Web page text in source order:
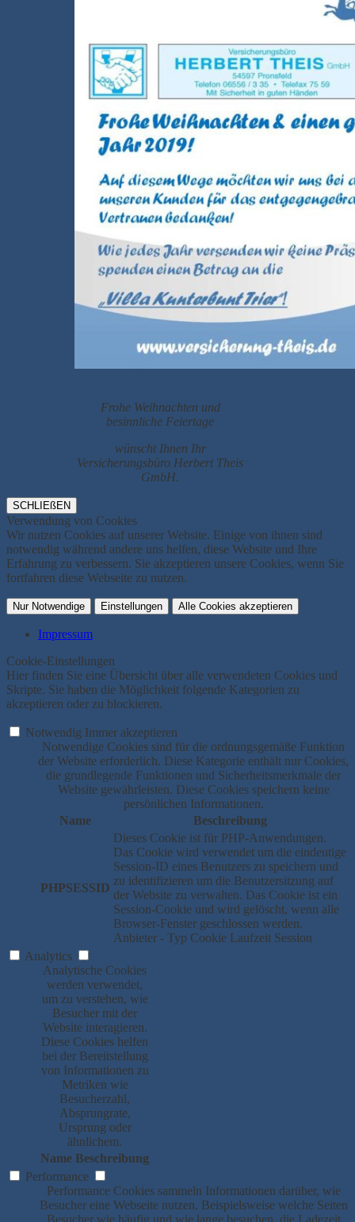
Frohe Weihnachten und
besinnliche Feiertage
wünscht Ihnen Ihr
Versicherungsbüro Herbert Theis
GmbH.
SCHLIEßEN
Verwendung von Cookies
Wir nutzen Cookies auf unserer Website. Einige von ihnen sind
notwendig während andere uns helfen, diese Website und Ihre
Erfahrung zu verbessern. Sie akzeptieren unsere Cookies, wenn Sie
fortfahren diese Webseite zu nutzen.
Nur Notwendige Einstellungen Alle Cookies akzeptieren
Impressum
Cookie-Einstellungen
Hier finden Sie eine Übersicht über alle verwendeten Cookies und
Skripte. Sie haben die Möglichkeit folgende Kategorien zu
akzeptieren oder zu blockieren.
Notwendig Immer akzeptieren
Notwendige Cookies sind für die ordnungsgemäße Funktion
der Website erforderlich. Diese Kategorie enthält nur Cookies,
die grundlegende Funktionen und Sicherheitsmerkmale der
Website gewährleisten. Diese Cookies speichern keine
persönlichen Informationen.
Name
Beschreibung
PHPSESSID
Dieses Cookie ist für PHP-Anwendungen.
Das Cookie wird verwendet um die eindeutige
Session-ID eines Benutzers zu speichern und
zu identifizieren um die Benutzersitzung auf
der Website zu verwalten. Das Cookie ist ein
Session-Cookie und wird gelöscht, wenn alle
Browser-Fenster geschlossen werden.
Anbieter - Typ Cookie Laufzeit Session
Analytics
Analytische Cookies
werden verwendet,
um zu verstehen, wie
Besucher mit der
Website interagieren.
Diese Cookies helfen
bei der Bereitstellung
von Informationen zu
Metriken wie
Besucherzahl,
Absprungrate,
Ursprung oder
ähnlichem.
Name Beschreibung
Performance
Performance Cookies sammeln Informationen darüber, wie
Besucher eine Webseite nutzen. Beispielsweise welche Seiten
Besucher wie häufig und wie lange besuchen, die Ladezeit